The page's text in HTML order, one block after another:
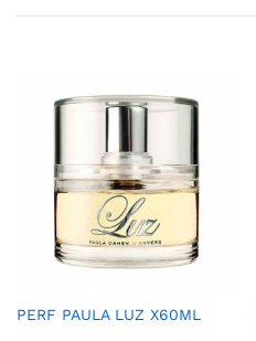
PERF PAULA LUZ X60ML